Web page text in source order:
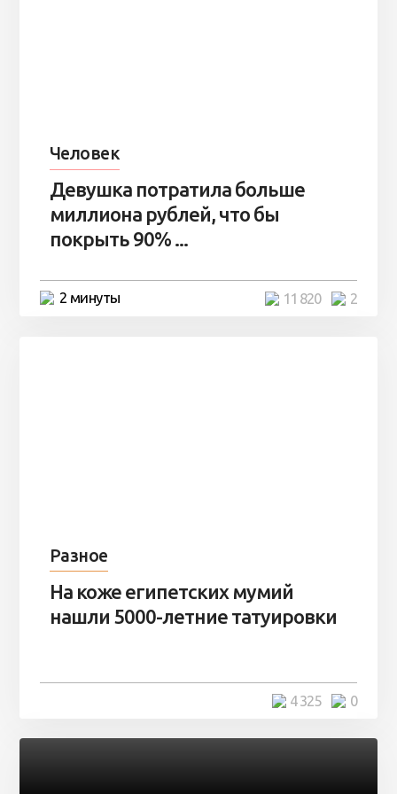
Человек
Девушка потратила больше
миллиона рублей, что бы
покрыть 90% ...
2 минуты 2
11 820
Разное
На коже египетских мумий
нашли 5000-летние татуировки
0
4 325